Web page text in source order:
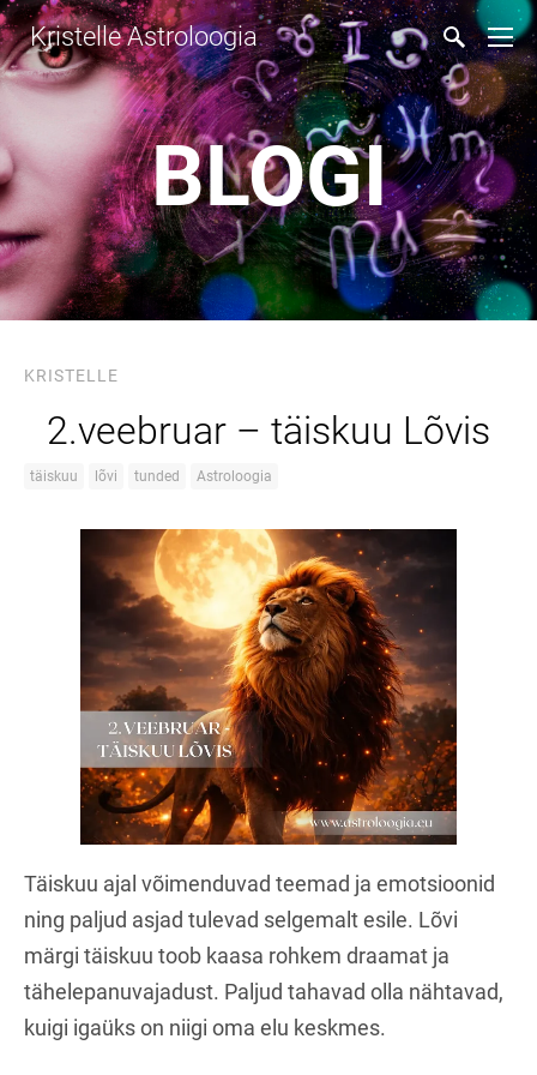
Kristelle Astroloogia
BLOGI
KRISTELLE
2.veebruar – täiskuu Lõvis
täiskuu lõvi tunded Astroloogia
Täiskuu ajal võimenduvad teemad ja emotsioonid
ning paljud asjad tulevad selgemalt esile. Lõvi
märgi täiskuu toob kaasa rohkem draamat ja
tähelepanuvajadust. Paljud tahavad olla nähtavad,
kuigi igaüks on niigi oma elu keskmes.